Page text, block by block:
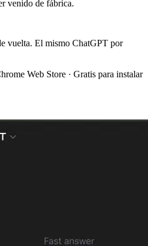
venido de fábrica.
vuelta. El mismo ChatGPT por
Web Store · Gratis para instalar